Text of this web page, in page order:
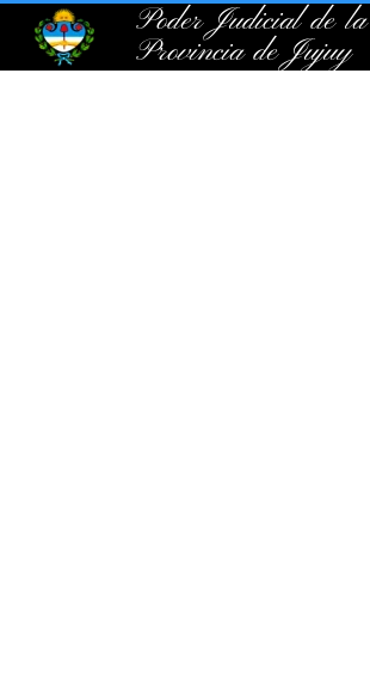
Poder Judicial de la
Provincia de Jujuy